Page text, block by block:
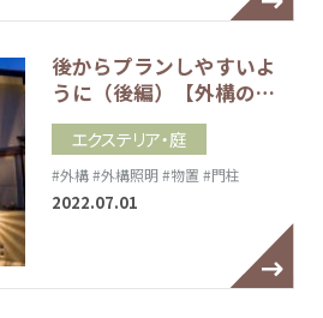
後からプランしやすいよ
うに（後編）【外構の…
エクステリア・庭
#外構#外構照明 #物置 #門柱
2022.07.01